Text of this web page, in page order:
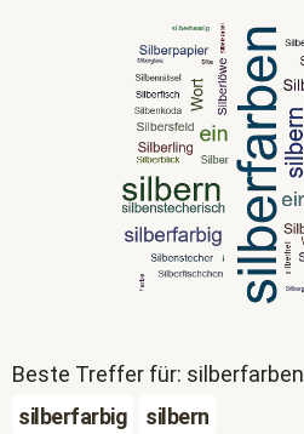
Beste Treffer für: silberfarben
silberfarbig
silbern